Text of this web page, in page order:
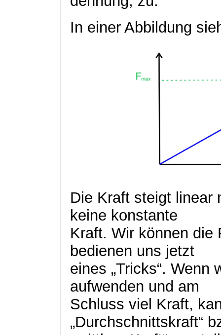
In einer Abbildung
Die Kraft steigt linear
keine konstante
Kraft. Wir können die
bedienen uns jetzt
eines „Tricks“. Wenn
aufwenden und am
Schluss viel Kraft,
„Durchschnittskraft“